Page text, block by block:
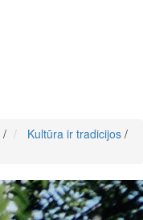
/ Kultūra ir tradicijos /